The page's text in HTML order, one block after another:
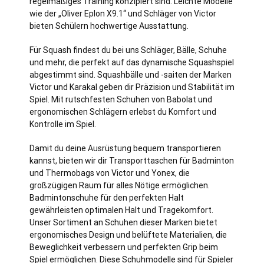
wie der „Oliver Eplon X9.1“ und Schläger von Victor
bieten Schülern hochwertige Ausstattung.
Für Squash findest du bei uns Schläger, Bälle, Schuhe
und mehr, die perfekt auf das dynamische Squashspiel
abgestimmt sind. Squashbälle und -saiten der Marken
Victor und Karakal geben dir Präzision und Stabilität im
Spiel. Mit rutschfesten Schuhen von Babolat und
ergonomischen Schlägern erlebst du Komfort und
Kontrolle im Spiel.
Damit du deine Ausrüstung bequem transportieren
kannst, bieten wir dir Transporttaschen für Badminton
und Thermobags von Victor und Yonex, die
großzügigen Raum für alles Nötige ermöglichen.
Badmintonschuhe für den perfekten Halt
gewährleisten optimalen Halt und Tragekomfort.
Unser Sortiment an Schuhen dieser Marken bietet
ergonomisches Design und belüftete Materialien, die
Beweglichkeit verbessern und perfekten Grip beim
Spiel ermöglichen. Diese Schuhmodelle sind für Spieler